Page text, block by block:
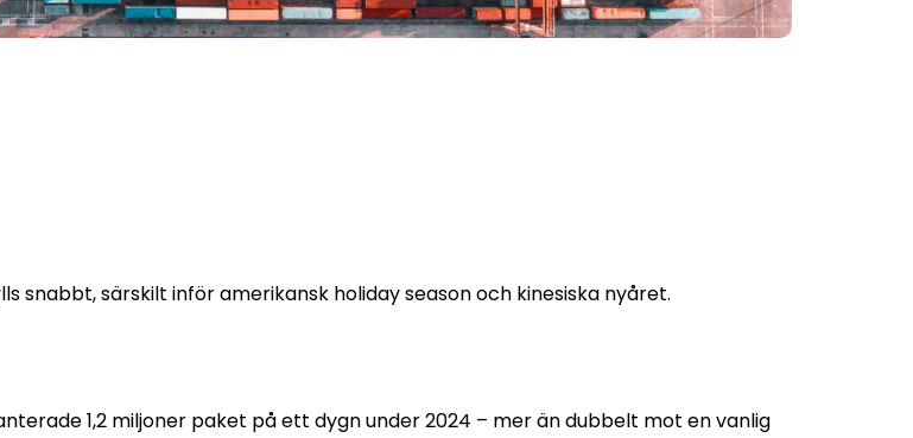
snabbt, särskilt inför amerikansk holiday season och kinesiska nyåret.
1,2 miljoner paket på ett dygn under 2024 – mer än dubbelt mot en vanlig